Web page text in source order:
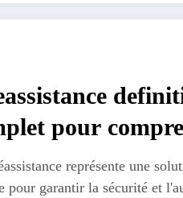
pour
d’aide a
représente une
pour garantir la sécurité et